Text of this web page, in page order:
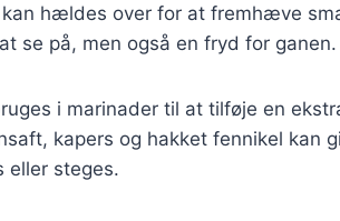
hældes over for at fremhæve
se på, men også en fryd for ganen.
i marinader til at tilføje en
kapers og hakket fennikel kan
eller steges.